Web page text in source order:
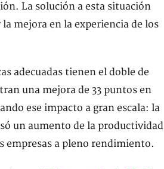
La solución a esta situación
mejora en la experiencia de los
adecuadas tienen el doble de
una mejora de 33 puntos en
ese impacto a gran escala: la
un aumento de la productividad
empresas a pleno rendimiento.